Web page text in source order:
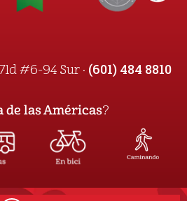
#6-94 Sur · (601) 484 8810
de las Américas?